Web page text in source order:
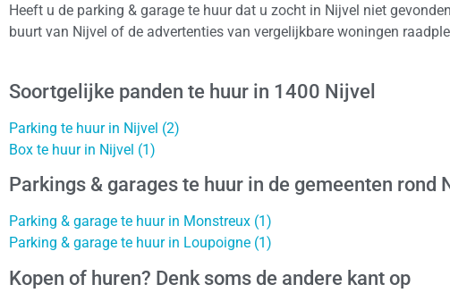
Heeft u de parking & garage te huur dat u zocht in Nijvel niet
buurt van Nijvel of de advertenties van vergelijkbare woningen
Soortgelijke panden te huur in 1400 Nijvel
Parking te huur in Nijvel (2)
Box te huur in Nijvel (1)
Parkings & garages te huur in de gemeenten rond
Parking & garage te huur in Monstreux (1)
Parking & garage te huur in Loupoigne (1)
Kopen of huren? Denk soms de andere kant op